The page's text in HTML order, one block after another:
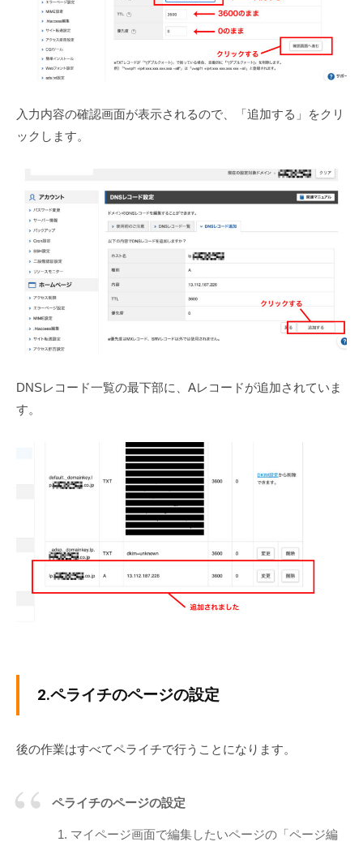
入力内容の確認画面が表示されるので、「追加する」をクリ
ックします。
DNSレコード一覧の最下部に、Aレコードが追加されていま
す。
2.ペライチのページの設定
後の作業はすべてペライチで行うことになります。
ペライチのページの設定
マイページ画面で編集したいページの「ページ編